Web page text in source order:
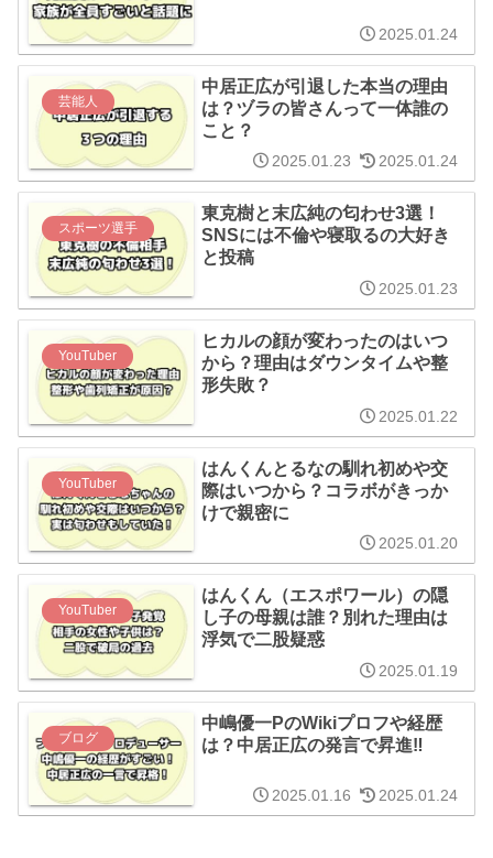
2025.01.24
芸能人
中居正広が引退した本当の理由
は？ヅラの皆さんって一体誰の
こと？
2025.01.23 2025.01.24
スポーツ選手
東克樹と末広純の匂わせ3選！
SNSには不倫や寝取るの大好き
と投稿
2025.01.23
YouTuber
ヒカルの顔が変わったのはいつ
から？理由はダウンタイムや整
形失敗？
2025.01.22
YouTuber
はんくんとるなの馴れ初めや交
際はいつから？コラボがきっか
けで親密に
2025.01.20
YouTuber
はんくん（エスポワール）の隠
し子の母親は誰？別れた理由は
浮気で二股疑惑
2025.01.19
ブログ
中嶋優一PのWikiプロフや経歴
は？中居正広の発言で昇進‼︎
2025.01.16 2025.01.24